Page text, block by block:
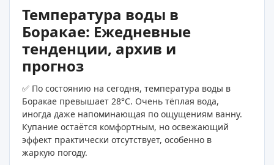
Температура воды в
Боракае: Ежедневные
тенденции, архив и
прогноз
✅ По состоянию на сегодня, температура воды в
Боракае превышает 28°C. Очень тёплая вода,
иногда даже напоминающая по ощущениям ванну.
Купание остаётся комфортным, но освежающий
эффект практически отсутствует, особенно в
жаркую погоду.